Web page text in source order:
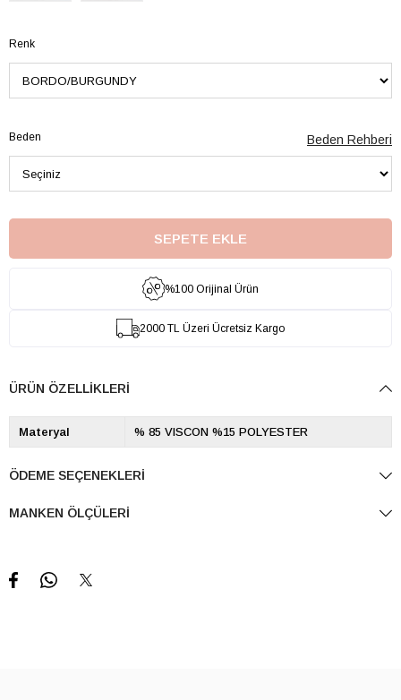
Renk
Beden Beden Rehberi
%100 Orijinal Ürün
2000 TL Üzeri Ücretsiz Kargo
ÜRÜN ÖZELLIKLERI
Materyal % 85 VISCON %15 POLYESTER
ÖDEME SEÇENEKLERI
MANKEN ÖLÇÜLERI